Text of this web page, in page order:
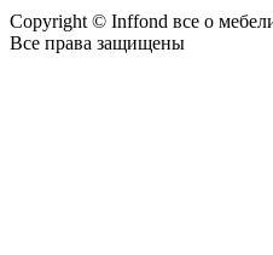
Copyright © Inffond все о
Все права защищены